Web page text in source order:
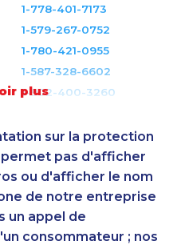
plus
1-778-401-7173
1-579-267-0752
1-780-421-0955
1-587-328-6602
1-902-400-3260
1-902-400-0801
1-587-319-2122
1-647-490-9025
1-877-423-2282
1-902-700-0067
1-647-715-9373
sur la protection
permet pas d'afficher
ou d'afficher le nom
de notre entreprise
un appel de
consommateur ; nos